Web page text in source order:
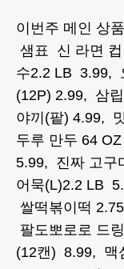
이번주 메인 상
샘표 신 라면
수2.2 LB 3.99,
(12P) 2.99, 삼
야끼(팥) 4.99,
두루 만두 64
5.99, 진짜 고구
어묵(L)2.2 LB
쌀떡볶이떡
팔도뽀로로 드
(12캔) 8.99, 맥